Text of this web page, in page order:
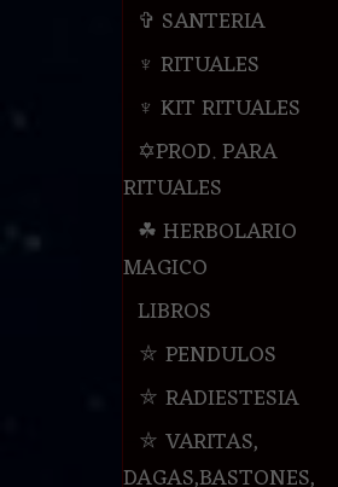
✞ SANTERIA
♆ RITUALES
♆ KIT RITUALES
✡PROD. PARA
RITUALES
☘ HERBOLARIO
MAGICO
LIBROS
⛤ PENDULOS
⛤ RADIESTESIA
⛤ VARITAS,
DAGAS,BASTONES,